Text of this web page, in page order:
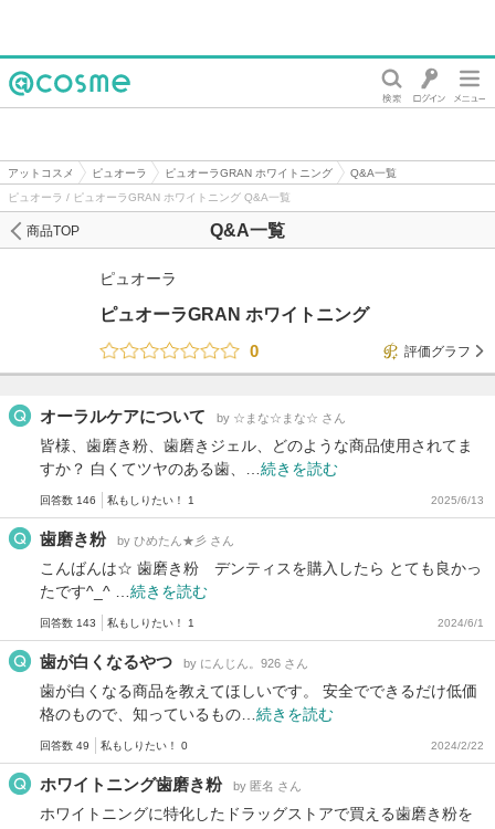
アットコスメ ピュオーラ ピュオーラGRAN ホワイトニング
Q&A一覧
ピュオーラ / ピュオーラGRAN ホワイトニング Q&A一覧
Q&A一覧
商品TOP
ピュオーラ
ピュオーラGRAN ホワイトニング
0
評価グラフ
オーラルケアについて by ☆まな☆まな☆ さん
皆様、歯磨き粉、歯磨きジェル、どのような商品使用されてま
すか？ 白くてツヤのある歯、… 続きを読む
回答数 146 私もしりたい！ 1 2025/6/13
歯磨き粉 by ひめたん★彡 さん
こんばんは☆ 歯磨き粉 デンティスを購入したら とても良かっ
たです^_^ … 続きを読む
回答数 143 私もしりたい！ 1 2024/6/1
歯が白くなるやつ by にんじん。926 さん
歯が白くなる商品を教えてほしいです。 安全でできるだけ低価
格のもので、知っているもの… 続きを読む
回答数 49 私もしりたい！ 0 2024/2/22
ホワイトニング歯磨き粉 by 匿名 さん
ホワイトニングに特化したドラッグストアで買える歯磨き粉を